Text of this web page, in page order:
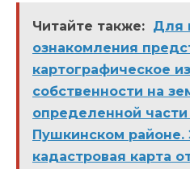
Читайте также: Для
ознакомления
картографическое
собственности на
определенной
Пушкинском районе.
кадастровая карта